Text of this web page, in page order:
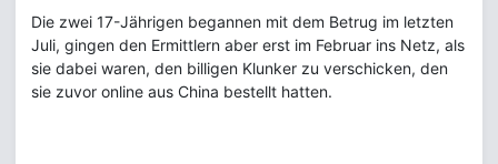
Die zwei 17-Jährigen begannen mit dem Betrug im letzten
Juli, gingen den Ermittlern aber erst im Februar ins Netz, als
sie dabei waren, den billigen Klunker zu verschicken, den
sie zuvor online aus China bestellt hatten.